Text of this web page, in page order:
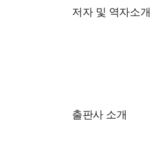
저자 및 역자소개
출판사 소개